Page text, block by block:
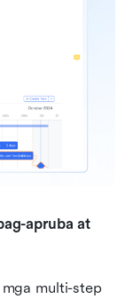
apruba at
multi-step